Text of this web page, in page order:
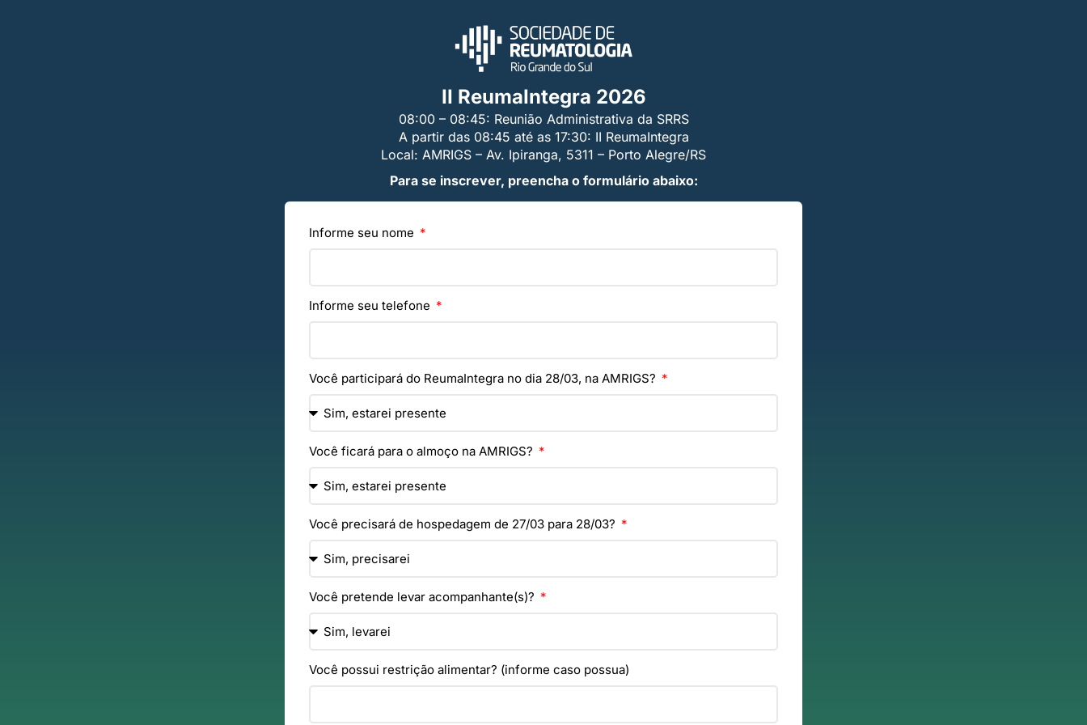
II ReumaIntegra 2026
08:00 – 08:45: Reunião Administrativa da SRRS
A partir das 08:45 até as 17:30: II ReumaIntegra
Local: AMRIGS – Av. Ipiranga, 5311 – Porto Alegre/RS
Para se inscrever, preencha o formulário abaixo:
Informe seu nome
Informe seu telefone
Você participará do ReumaIntegra no dia 28/03, na AMRIGS?
Você ficará para o almoço na AMRIGS?
Você precisará de hospedagem de 27/03 para 28/03?
Você pretende levar acompanhante(s)?
Você possui restrição alimentar? (informe caso possua)